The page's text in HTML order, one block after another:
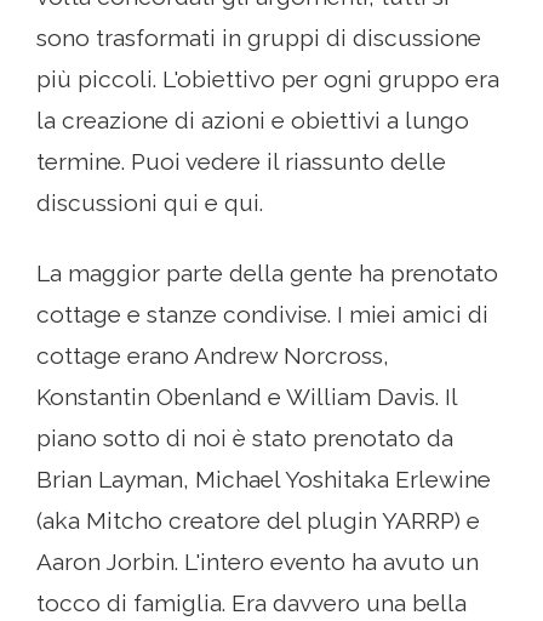
sono trasformati in gruppi di discussione
più piccoli. L'obiettivo per ogni gruppo era
la creazione di azioni e obiettivi a lungo
termine. Puoi vedere il riassunto delle
discussioni qui e qui.
La maggior parte della gente ha prenotato
cottage e stanze condivise. I miei amici di
cottage erano Andrew Norcross,
Konstantin Obenland e William Davis. Il
piano sotto di noi è stato prenotato da
Brian Layman, Michael Yoshitaka Erlewine
(aka Mitcho creatore del plugin YARRP) e
Aaron Jorbin. L'intero evento ha avuto un
tocco di famiglia. Era davvero una bella